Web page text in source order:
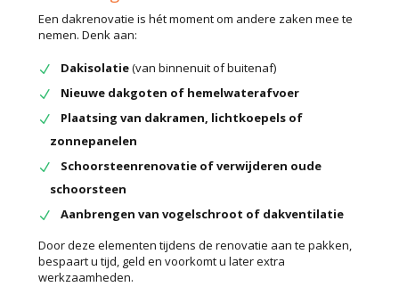
Een dakrenovatie is hét moment om andere zaken mee te
nemen. Denk aan:
Dakisolatie(van binnenuit of buitenaf)
Nieuwe dakgoten of hemelwaterafvoer
Plaatsing van dakramen, lichtkoepels of
zonnepanelen
Schoorsteenrenovatie of verwijderen oude
schoorsteen
Aanbrengen van vogelschroot of dakventilatie
Door deze elementen tijdens de renovatie aan te pakken,
bespaart u tijd, geld en voorkomt u later extra
werkzaamheden.